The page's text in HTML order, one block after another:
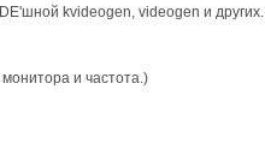
kvideogen, videogen и других.
и частота.)